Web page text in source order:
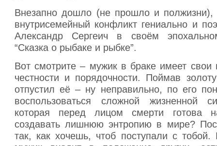
Внезапно дошло (не прошло и полжизни),
внутрисемейный конфликт гениально и
Александр Сергеич в своём
“Сказка о рыбаке и рыбке”.
Вот смотрите – мужик в браке имеет свои
честности и порядочности. Поймав
отпустил её – ну неправильно, по его
воспользоваться сложной жизненной
которая перед лицом смерти
создавать лишнюю энтропию в мире?
так, как хочешь, чтоб поступали с тобой.